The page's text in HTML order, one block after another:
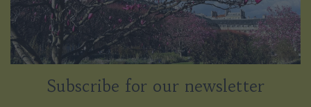
Subscribe for our newsletter